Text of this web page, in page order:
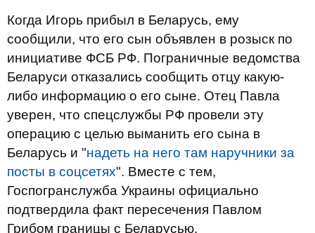
Когда Игорь прибыл в Беларусь, ему
сообщили, что его сын объявлен в розыск по
инициативе ФСБ РФ. Пограничные ведомства
Беларуси отказались сообщить отцу какую-
либо информацию о его сыне. Отец Павла
уверен, что спецслужбы РФ провели эту
операцию с целью выманить его сына в
Беларусь и "надеть на него там наручники за
посты в соцсетях". Вместе с тем,
Госпогранслужба Украины официально
подтвердила факт пересечения Павлом
Грибом границы с Беларусью.